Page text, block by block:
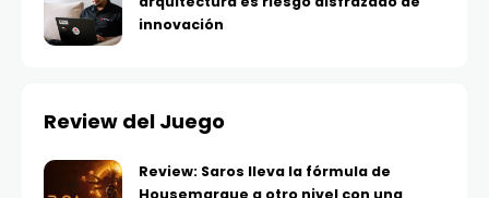
innovación
Review del Juego
Review: Saros lleva la fórmula de